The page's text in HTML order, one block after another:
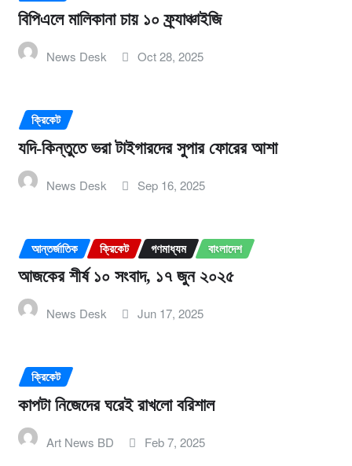
বিপিএলে মালিকানা চায় ১০ ফ্র্যাঞ্চাইজি
News Desk Oct 28, 2025
ক্রিকেট
যদি-কিন্তুতে ভরা টাইগারদের সুপার ফোরের আশা
News Desk Sep 16, 2025
আন্তর্জাতিক ক্রিকেট গণমাধ্যম বাংলাদেশ
আজকের শীর্ষ ১০ সংবাদ, ১৭ জুন ২০২৫
News Desk Jun 17, 2025
ক্রিকেট
কাপটা নিজেদের ঘরেই রাখলো বরিশাল
Art News BD Feb 7, 2025